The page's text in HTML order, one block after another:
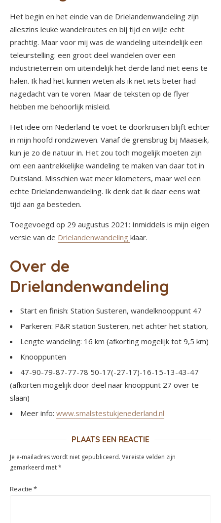
Het begin en het einde van de Drielandenwandeling zijn
alleszins leuke wandelroutes en bij tijd en wijle echt
prachtig. Maar voor mij was de wandeling uiteindelijk een
teleurstelling: een groot deel wandelen over een
industrieterrein om uiteindelijk het derde land niet eens te
halen. Ik had het kunnen weten als ik net iets beter had
nagedacht van te voren. Maar de teksten op de flyer
hebben me behoorlijk misleid.
Het idee om Nederland te voet te doorkruisen blijft echter
in mijn hoofd rondzweven. Vanaf de grensbrug bij Maaseik,
kun je zo de natuur in. Het zou toch mogelijk moeten zijn
om een aantrekkelijke wandeling te maken van daar tot in
Duitsland. Misschien wat meer kilometers, maar wel een
echte Drielandenwandeling. Ik denk dat ik daar eens wat
tijd aan ga besteden.
Toegevoegd op 29 augustus 2021: Inmiddels is mijn eigen
versie van de Drielandenwandeling klaar.
Over de
Drielandenwandeling
Start en finish: Station Susteren, wandelknooppunt 47
Parkeren: P&R station Susteren, net achter het station,
Lengte wandeling: 16 km (afkorting mogelijk tot 9,5 km)
Knooppunten
47-90-79-87-77-78 50-17(-27-17)-16-15-13-43-47
(afkorten mogelijk door deel naar knooppunt 27 over te
slaan)
Meer info: www.smalstestukjenederland.nl
PLAATS EEN REACTIE
Je e-mailadres wordt niet gepubliceerd. Vereiste velden zijn
gemarkeerd met*
Reactie *